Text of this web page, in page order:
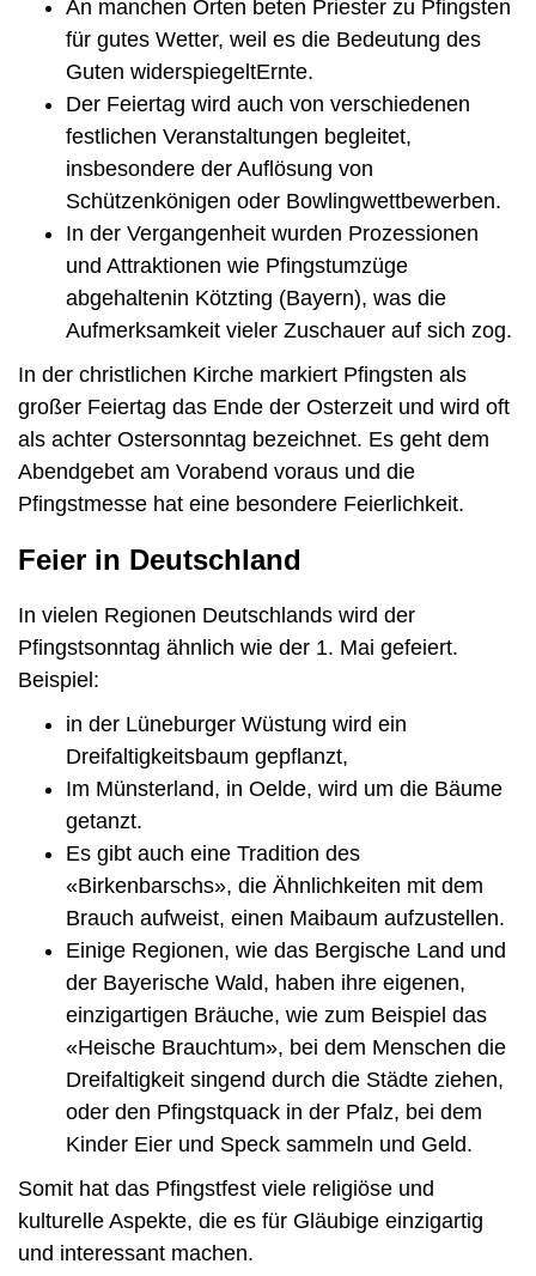
An manchen Orten beten Priester zu Pfingsten
für gutes Wetter, weil es die Bedeutung des
Guten widerspiegeltErnte.
Der Feiertag wird auch von verschiedenen
festlichen Veranstaltungen begleitet,
insbesondere der Auflösung von
Schützenkönigen oder Bowlingwettbewerben.
In der Vergangenheit wurden Prozessionen
und Attraktionen wie Pfingstumzüge
abgehaltenin Kötzting (Bayern), was die
Aufmerksamkeit vieler Zuschauer auf sich zog.
In der christlichen Kirche markiert Pfingsten als
großer Feiertag das Ende der Osterzeit und wird oft
als achter Ostersonntag bezeichnet. Es geht dem
Abendgebet am Vorabend voraus und die
Pfingstmesse hat eine besondere Feierlichkeit.
Feier in Deutschland
In vielen Regionen Deutschlands wird der
Pfingstsonntag ähnlich wie der 1. Mai gefeiert.
Beispiel:
in der Lüneburger Wüstung wird ein
Dreifaltigkeitsbaum gepflanzt,
Im Münsterland, in Oelde, wird um die Bäume
getanzt.
Es gibt auch eine Tradition des
«Birkenbarschs», die Ähnlichkeiten mit dem
Brauch aufweist, einen Maibaum aufzustellen.
Einige Regionen, wie das Bergische Land und
der Bayerische Wald, haben ihre eigenen,
einzigartigen Bräuche, wie zum Beispiel das
«Heische Brauchtum», bei dem Menschen die
Dreifaltigkeit singend durch die Städte ziehen,
oder den Pfingstquack in der Pfalz, bei dem
Kinder Eier und Speck sammeln und Geld.
Somit hat das Pfingstfest viele religiöse und
kulturelle Aspekte, die es für Gläubige einzigartig
und interessant machen.